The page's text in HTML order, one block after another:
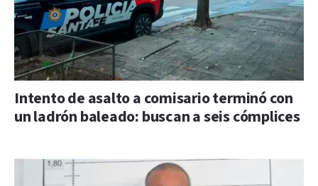
Intento de asalto a comisario terminó con
un ladrón baleado: buscan a seis cómplices